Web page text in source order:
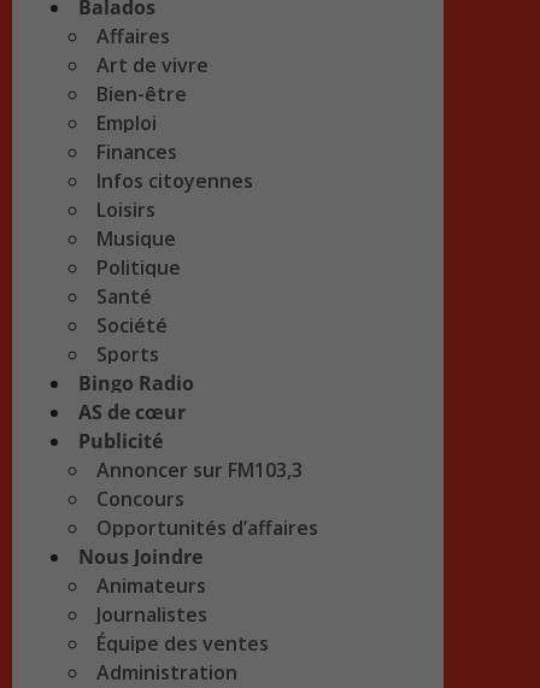
Balados
Affaires
Art de vivre
Bien-être
Emploi
Finances
Infos citoyennes
Loisirs
Musique
Politique
Santé
Société
Sports
Bingo Radio
AS de cœur
Publicité
Annoncer sur FM103,3
Concours
Opportunités d’affaires
Nous Joindre
Animateurs
Journalistes
Équipe des ventes
Administration